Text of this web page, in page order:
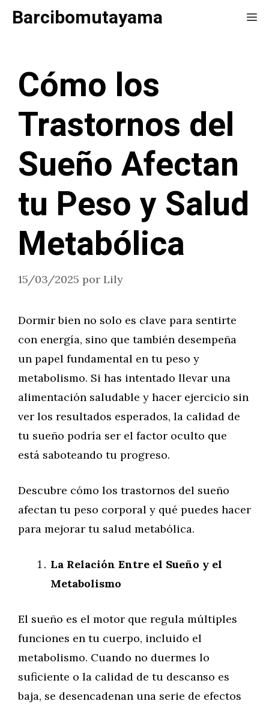
SaltarBarcibomutayama
Cómo los
Trastornos del
Sueño Afectan
tu Peso y Salud
Metabólica
15/03/2025 por Lily
Dormir bien no solo es clave para sentirte
con energía, sino que también desempeña
un papel fundamental en tu peso y
metabolismo. Si has intentado llevar una
alimentación saludable y hacer ejercicio sin
ver los resultados esperados, la calidad de
tu sueño podría ser el factor oculto que
está saboteando tu progreso.
Descubre cómo los trastornos del sueño
afectan tu peso corporal y qué puedes hacer
para mejorar tu salud metabólica.
La Relación Entre el Sueño y el
Metabolismo
El sueño es el motor que regula múltiples
funciones en tu cuerpo, incluido el
metabolismo. Cuando no duermes lo
suficiente o la calidad de tu descanso es
baja, se desencadenan una serie de efectos